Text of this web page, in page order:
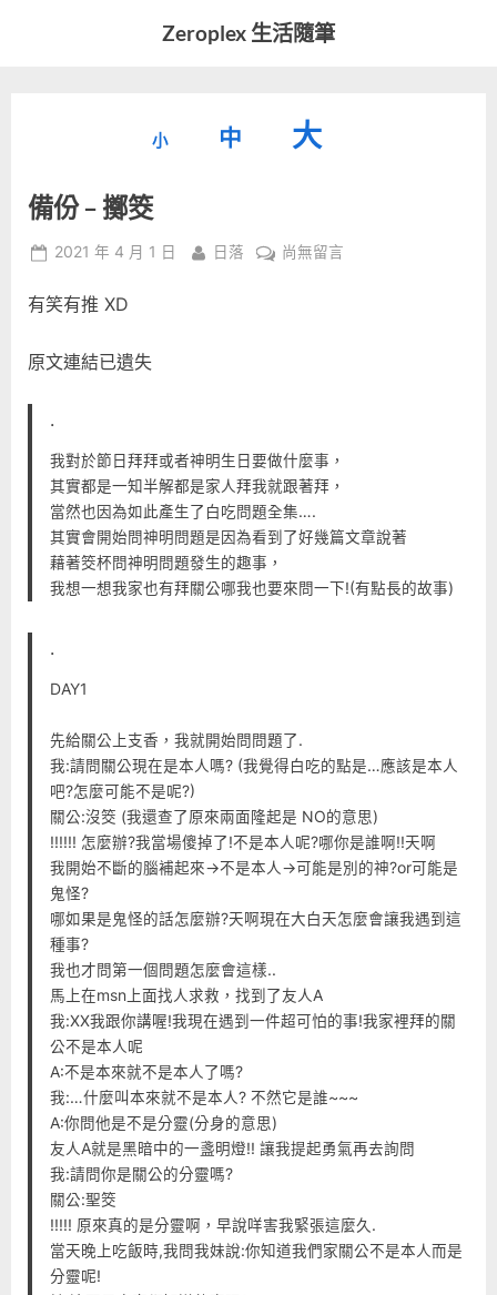
Zeroplex 生活隨筆
發
事
小
小。
中
重
型
大
備份 – 擲筊
Posted
2021 年 4 月 1 日 By
日落
在
尚無留言
有笑有推 XD
原文連結已遺失
.
我對於節日拜拜或者神明生日要做什麼事，
其實都是一知半解都是家人拜我就跟著拜，
當然也因為如此產生了白吃問題全集….
其實會開始問神明問題是因為看到了好幾篇文章說著
藉著筊杯問神明問題發生的趣事，
我想一想我家也有拜關公哪我也要來問一下!(有點長的故事)
.
DAY1
先給關公上支香，我就開始問問題了.
我:請問關公現在是本人嗎? (我覺得白吃的點是…應該是本人
吧?怎麼可能不是呢?)
關公:沒筊 (我還查了原來兩面隆起是 NO的意思)
!!!!!! 怎麼辦?我當場傻掉了!不是本人呢?哪你是誰啊!!天啊
我開始不斷的腦補起來->不是本人->可能是別的神?or可能是
鬼怪?
哪如果是鬼怪的話怎麼辦?天啊現在大白天怎麼會讓我遇到這
種事?
我也才問第一個問題怎麼會這樣..
馬上在msn上面找人求救，找到了友人A
我:XX我跟你講喔!我現在遇到一件超可怕的事!我家裡拜的關
公不是本人呢
A:不是本來就不是本人了嗎?
我:…什麼叫本來就不是本人? 不然它是誰~~~
A:你問他是不是分靈(分身的意思)
友人A就是黑暗中的一盞明燈!! 讓我提起勇氣再去詢問
我:請問你是關公的分靈嗎?
關公:聖筊
!!!!! 原來真的是分靈啊，早說咩害我緊張這麼久.
當天晚上吃飯時,我問我妹說:你知道我們家關公不是本人而是
分靈呢!